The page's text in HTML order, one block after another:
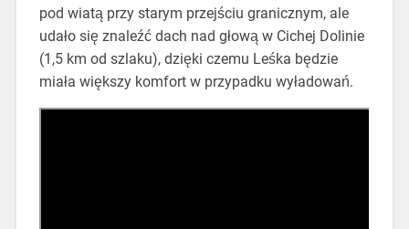
pod wiatą przy starym przejściu granicznym, ale
udało się znaleźć dach nad głową w Cichej Dolinie
(1,5 km od szlaku), dzięki czemu Leśka będzie
miała większy komfort w przypadku wyładowań.